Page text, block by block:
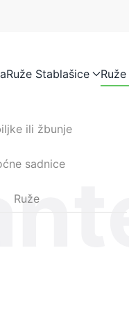
Ruže Stablašice Ruže
ili žbunje
sadnice
Ruže